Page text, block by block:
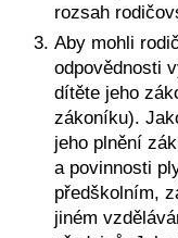
rozsah
Aby mohli
odpovědnosti
dítěte jeho
zákoníku).
jeho plnění
a povinnosti
předškolním,
jiném